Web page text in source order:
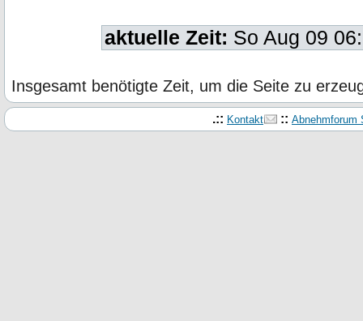
aktuelle Zeit: So Aug 09
Insgesamt benötigte Zeit, um die Seite zu
.:: Kontakt :: Abnehmforum